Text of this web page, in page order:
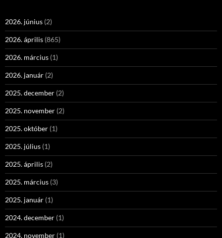
2026. június (2)
2026. április (865)
2026. március (1)
2026. január (2)
2025. december (2)
2025. november (2)
2025. október (1)
2025. július (1)
2025. április (2)
2025. március (3)
2025. január (1)
2024. december (1)
2024. november (1)